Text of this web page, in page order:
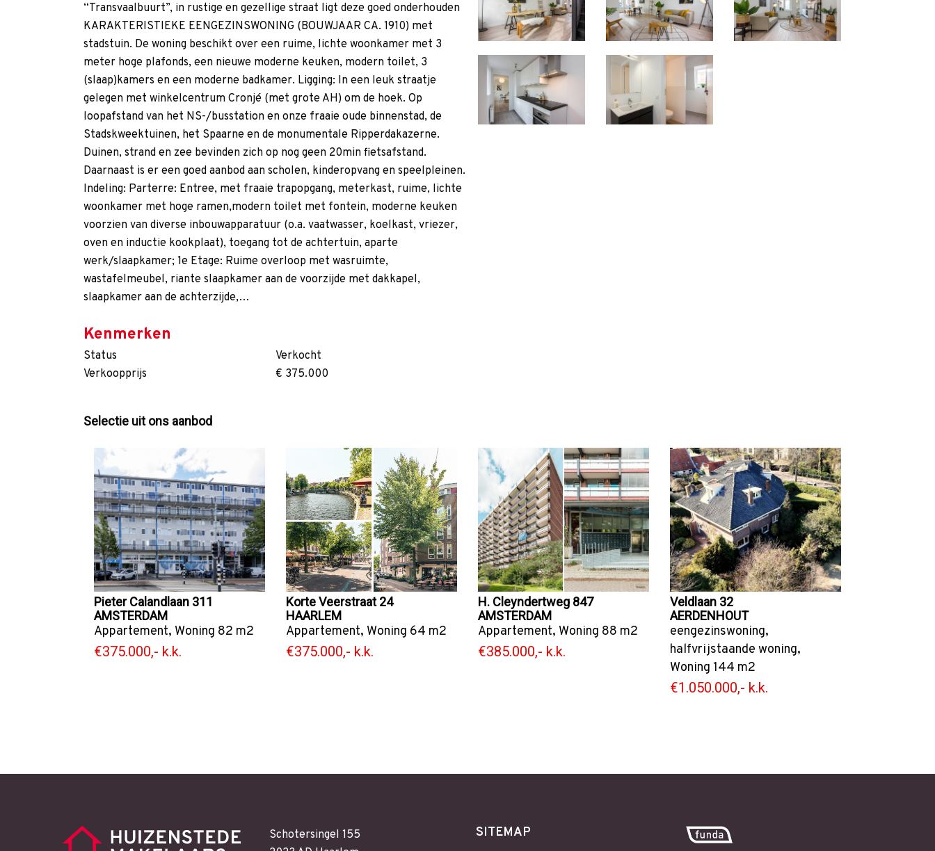
“Transvaalbuurt”, in rustige en gezellige straat ligt deze goed onderhouden
KARAKTERISTIEKE EENGEZINSWONING (BOUWJAAR CA. 1910) met
stadstuin. De woning beschikt over een ruime, lichte woonkamer met 3
meter hoge plafonds, een nieuwe moderne keuken, modern toilet, 3
(slaap)kamers en een moderne badkamer. Ligging: In een leuk straatje
gelegen met winkelcentrum Cronjé (met grote AH) om de hoek. Op
loopafstand van het NS-/busstation en onze fraaie oude binnenstad, de
Stadskweektuinen, het Spaarne en de monumentale Ripperdakazerne.
Duinen, strand en zee bevinden zich op nog geen 20min fietsafstand.
Daarnaast is er een goed aanbod aan scholen, kinderopvang en speelpleinen.
Indeling: Parterre: Entree, met fraaie trapopgang, meterkast, ruime, lichte
woonkamer met hoge ramen,modern toilet met fontein, moderne keuken
voorzien van diverse inbouwapparatuur (o.a. vaatwasser, koelkast, vriezer,
oven en inductie kookplaat), toegang tot de achtertuin, aparte
werk/slaapkamer; 1e Etage: Ruime overloop met wasruimte,
wastafelmeubel, riante slaapkamer aan de voorzijde met dakkapel,
slaapkamer aan de achterzijde,…
Kenmerken
Status
Verkocht
Verkoopprijs
€ 375.000
Selectie uit ons aanbod
Pieter Calandlaan 311
AMSTERDAM
Appartement, Woning 82 m2
€375.000,- k.k.
Korte Veerstraat 24
HAARLEM
Appartement, Woning 64 m2
€375.000,- k.k.
H. Cleyndertweg 847
AMSTERDAM
Appartement, Woning 88 m2
€385.000,- k.k.
Veldlaan 32
AERDENHOUT
eengezinswoning,
halfvrijstaande woning,
Woning 144 m2
€1.050.000,- k.k.
Schotersingel 155
SITEMAP